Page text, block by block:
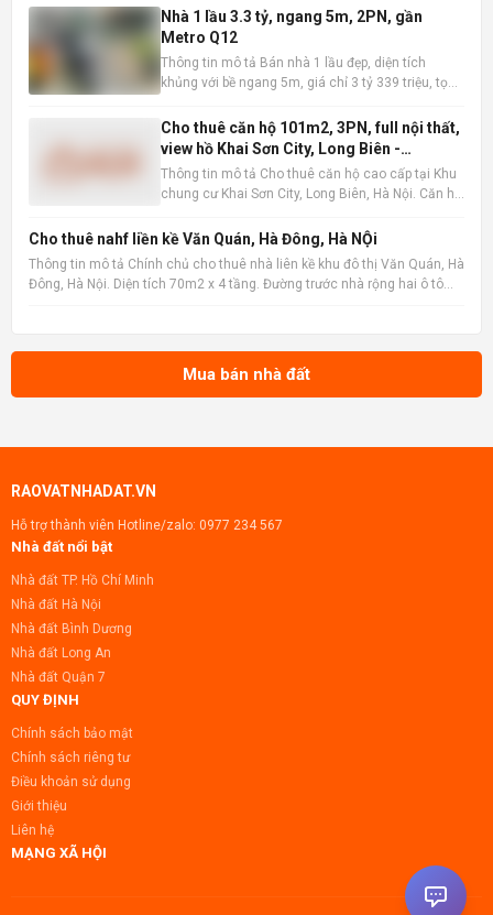
Nhà 1 lầu 3.3 tỷ, ngang 5m, 2PN, gần
Metro Q12
Thông tin mô tả Bán nhà 1 lầu đẹp, diện tích
khủng với bề ngang 5m, giá chỉ 3 tỷ 339 triệu, tọa
Thông tin chi tiết: Giá bán: 3 tỷ 339 triệu đồng.
Diện tích: Kích thước 5,1m x 8,5m, diện tích công
Cho thuê căn hộ 101m2, 3PN, full nội thất,
view hồ Khai Sơn City, Long Biên -
16tr/tháng
Thông tin mô tả Cho thuê căn hộ cao cấp tại Khu
chung cư Khai Sơn City, Long Biên, Hà Nội. Căn hộ
đãng ra hồ điều hòa, mang đến không gian sống
trong lành và thư thái. Với diện tích sàn rộng rãi
101m2 ,
Cho thuê nahf liền kề Văn Quán, Hà Đông, Hà NỘi
Thông tin mô tả Chính chủ cho thuê nhà liên kề khu đô thị Văn Quán, Hà
Đông, Hà Nội. Diện tích 70m2 x 4 tầng. Đường trước nhà rộng hai ô tô
Mua bán nhà đất
RAOVATNHADAT.VN
Hỗ trợ thành viên Hotline/zalo: 0977 234 567
Nhà đất nổi bật
Nhà đất TP. Hồ Chí Minh
Nhà đất Hà Nội
Nhà đất Bình Dương
Nhà đất Long An
Nhà đất Quận 7
QUY ĐỊNH
Chính sách bảo mật
Chính sách riêng tư
Điều khoản sử dụng
Giới thiệu
Liên hệ
MẠNG XÃ HỘI